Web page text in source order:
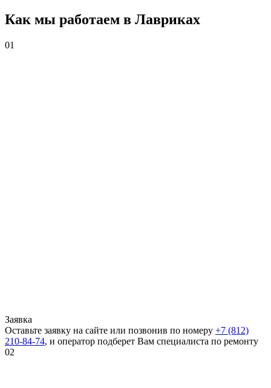
Как мы работаем в Лавриках
01
Заявка
Оставьте заявку на сайте или позвонив по номеру +7 (812)
210-84-74, и оператор подберет Вам специалиста по ремонту
02